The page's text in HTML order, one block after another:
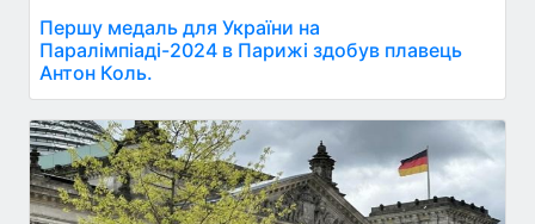
Першу медаль для України на
Паралімпіаді-2024 в Парижі здобув плавець
Антон Коль.